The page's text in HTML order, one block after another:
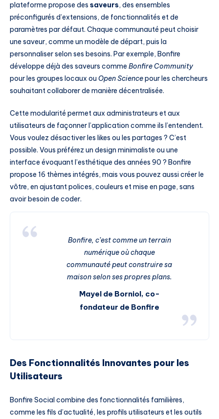
plateforme propose des saveurs, des ensembles
préconfigurés d’extensions, de fonctionnalités et de
paramètres par défaut. Chaque communauté peut choisir
une saveur, comme un modèle de départ, puis la
personnaliser selon ses besoins. Par exemple, Bonfire
développe déjà des saveurs comme Bonfire Community
pour les groupes locaux ou Open Sciencepour les chercheurs
souhaitant collaborer de manière décentralisée.
Cette modularité permet aux administrateurs et aux
utilisateurs de façonner l’application comme ils l’entendent.
Vous voulez désactiver les likes ou les partages ? C’est
possible. Vous préférez un design minimaliste ou une
interface évoquant l’esthétique des années 90 ? Bonfire
propose 16 thèmes intégrés, mais vous pouvez aussi créer le
vôtre, en ajustant polices, couleurs et mise en page, sans
avoir besoin de coder.
Bonfire, c’est comme un terrain
numérique où chaque
communauté peut construire sa
maison selon ses propres plans.
Mayel de Borniol, co-
fondateur de Bonfire
Des Fonctionnalités Innovantes pour les
Utilisateurs
Bonfire Social combine des fonctionnalités familières,
comme les fils d’actualité, les profils utilisateurs et les outils